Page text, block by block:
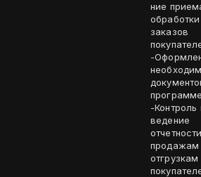
ние
обработки
заказов
-
-Контроль
ведение
продажам
отгрузкам